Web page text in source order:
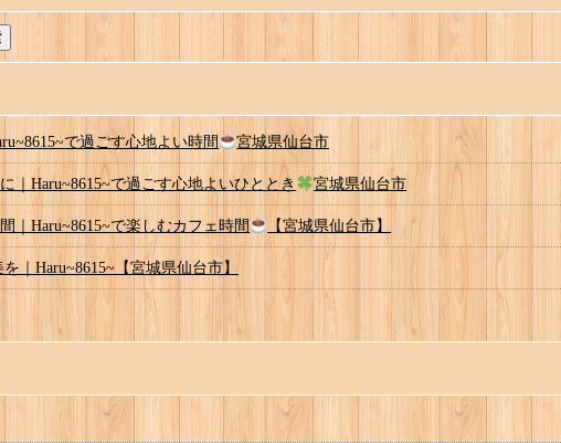
で過ごす心地よい時間 宮城県仙台市
｜Haru~8615~で過ごす心地よいひととき 宮城県仙台市
｜Haru~8615~で楽しむカフェ時間 【宮城県仙台市】
｜Haru~8615~【宮城県仙台市】